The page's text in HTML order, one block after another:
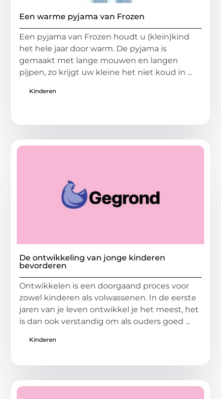
Een warme pyjama van Frozen
Een pyjama van Frozen houdt u (klein)kind
het hele jaar door warm. De pyjama is
gemaakt met lange mouwen en langen
pijpen, zo krijgt uw kleine het niet koud in ...
Kinderen
De ontwikkeling van jonge kinderen
bevorderen
Ontwikkelen is een doorgaand proces voor
zowel kinderen als volwassenen. In de eerste
jaren van je leven ontwikkel je het meest, het
is dan ook verstandig om als ouders goed ...
Kinderen